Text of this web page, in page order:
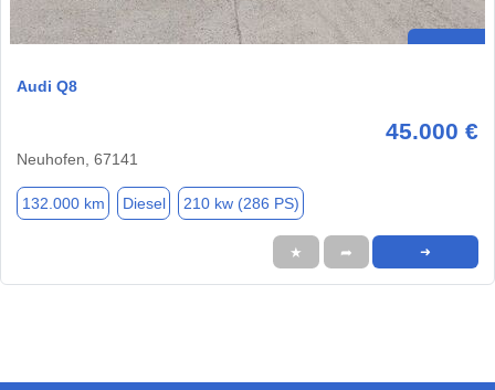
Audi Q8
45.000 €
Neuhofen, 67141
132.000 km Diesel 210 kw (286 PS)
★ ➦ ➜